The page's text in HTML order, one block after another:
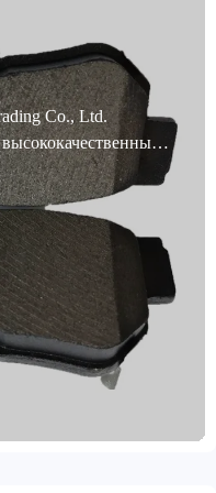
Co., Ltd.
транспорта,
большегрузных
и автобусы.
современных
и безмедные
для
к высоким